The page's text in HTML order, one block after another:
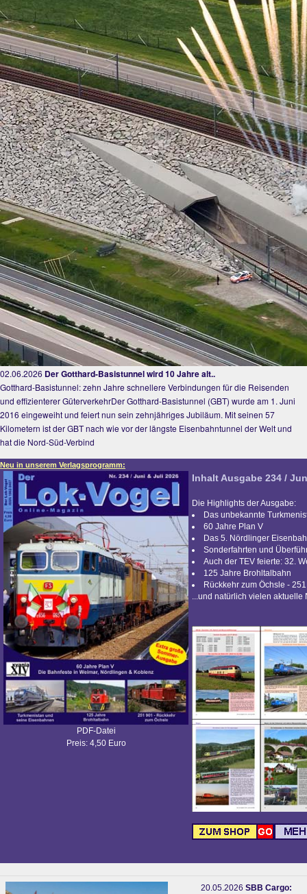
02.06.2026 Der Gotthard-Basistunnel wird 10 Jahre alt..
Gotthard-Basistunnel: zehn Jahre schnellere Verbindungen für die Reisenden
und effizienterer GüterverkehrDer Gotthard-Basistunnel (GBT) wurde am 1. Juni
2016 eingeweiht und feiert nun sein zehnjähriges Jubiläum. Mit seinen 57
Kilometern ist der GBT nach wie vor der längste Eisenbahntunnel der Welt und
hat die Nord-Süd-Verbind
Neu in unserem Verlagsprogramm:
PDF-Datei
Preis: 4,50 Euro
Inhalt Ausgabe 234 /
Die Highlights der Ausgabe:
Das unbekannte
60 Jahre Plan V
Das 5. Nördlinger
Sonderfahrten und
Auch der TEV feierte: 32.
125 Jahre Brohltalbahn
Rückkehr zum Öchsle -
...und natürlich vielen aktuelle
20.05.2026 SBB Cargo: